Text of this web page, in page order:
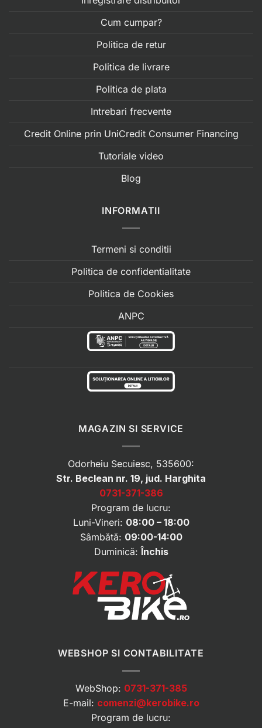
Cum cumpar?
Politica de retur
Politica de livrare
Politica de plata
Intrebari frecvente
Credit Online prin UniCredit Consumer Financing
Tutoriale video
Blog
INFORMATII
Termeni si conditii
Politica de confidentialitate
Politica de Cookies
ANPC
MAGAZIN SI SERVICE
Odorheiu Secuiesc, 535600:
Str. Beclean nr. 19, jud. Harghita
0731-371-386
Program de lucru:
Luni-Vineri: 08:00 – 18:00
Sâmbătă: 09:00-14:00
Duminică:Închis
WEBSHOP SI CONTABILITATE
WebShop: 0731-371-385
E-mail: comenzi@kerobike.ro
Program de lucru: